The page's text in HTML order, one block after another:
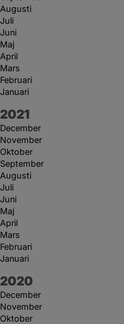
Augusti
Juli
Juni
Maj
April
Mars
Februari
Januari
År:
2021
December
November
Oktober
September
Augusti
Juli
Juni
Maj
April
Mars
Februari
Januari
År:
2020
December
November
Oktober